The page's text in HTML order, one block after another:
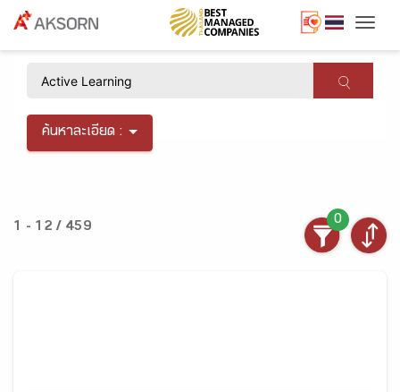
ค้นหาละเอียด :
1 - 12 / 459
0